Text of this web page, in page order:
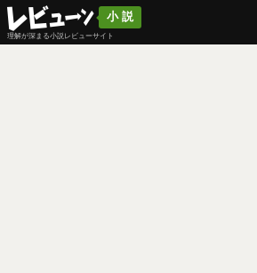
小説
理解が深まる小説レビューサイト